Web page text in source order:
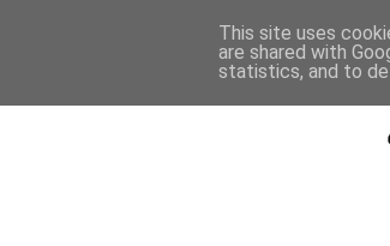
This site uses
are shared with
statistics, and to